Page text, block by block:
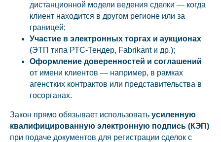
дистанционной модели ведения сделки — когда
клиент находится в другом регионе или за
границей;
Участие в электронных торгах и аукционах
(ЭТП типа РТС-Тендер, Fabrikant и др.);
Оформление доверенностей и соглашений
от имени клиентов — например, в рамках
агенстких контрактов или представительства в
госорганах.
Закон прямо обязывает использовать усиленную
квалифицированную электронную подпись (КЭП)
при подаче документов для регистрации сделок с